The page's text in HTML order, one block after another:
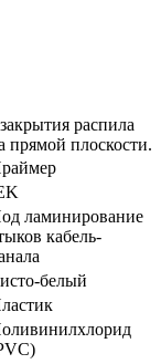
распила
прямой плоскости.
ламинирование
кабель-
белый